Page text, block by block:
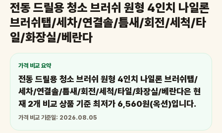
전동 드릴용 청소 브러쉬 원형 4인치 나일론
브러쉬탭/세차/연결솔/틈새/회전/세척/타
일/화장실/베란다
가격 비교 요약
전동 드릴용 청소 브러쉬 원형 4인치 나일론 브러쉬탭/
세차/연결솔/틈새/회전/세척/타일/화장실/베란다은 현
재 2개 비교 상품 기준 최저가 6,560원(옥션)입니다.
가격 비교 기준일: 2026.08.05